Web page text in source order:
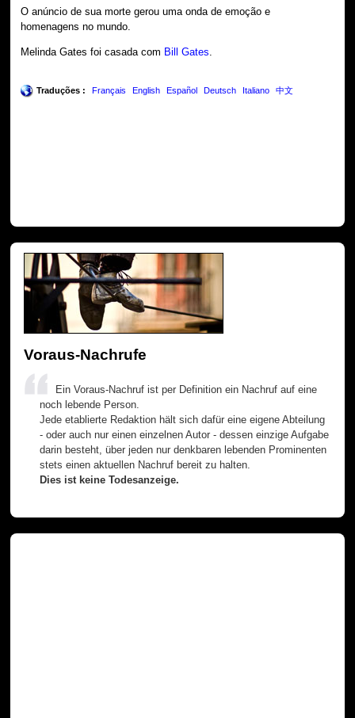
O anúncio de sua morte gerou uma onda de emoção e
homenagens no mundo.
Melinda Gates foi casada com Bill Gates.
Traduções : Français English Español Deutsch Italiano 中文
Voraus-Nachrufe
Ein Voraus-Nachruf ist per Definition ein Nachruf auf eine
noch lebende Person.
Jede etablierte Redaktion hält sich dafür eine eigene Abteilung
- oder auch nur einen einzelnen Autor - dessen einzige Aufgabe
darin besteht, über jeden nur denkbaren lebenden Prominenten
stets einen aktuellen Nachruf bereit zu halten.
Dies ist keine Todesanzeige.